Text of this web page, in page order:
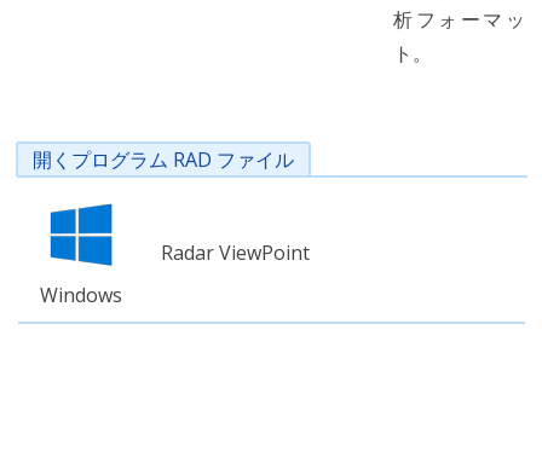
析フォーマッ
ト。
開くプログラム RAD ファイル
Windows
Radar ViewPoint